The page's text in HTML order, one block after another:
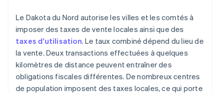
Le Dakota du Nord autorise les villes et les comtés à
imposer des taxes de vente locales ainsi que des
taxes d’utilisation. Le taux combiné dépend du lieu de
la vente. Deux transactions effectuées à quelques
kilomètres de distance peuvent entraîner des
obligations fiscales différentes. De nombreux centres
de population imposent des taxes locales, ce qui porte